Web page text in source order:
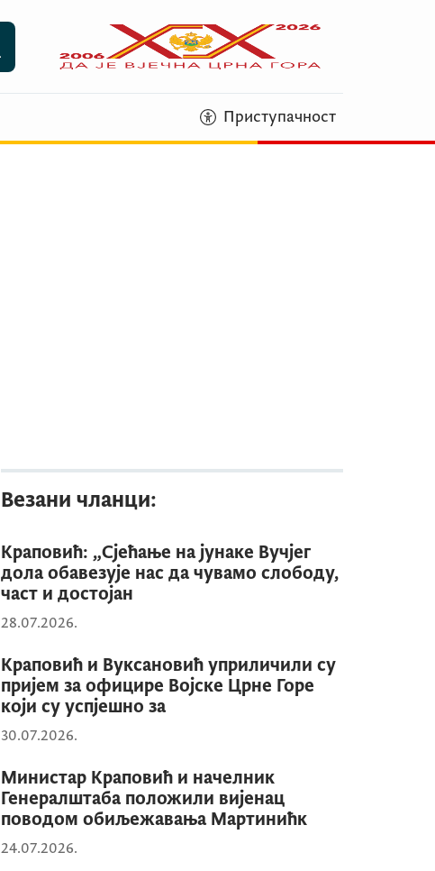
Приступачност
Везани чланци:
Краповић: „Сјећање на јунаке Вучјег
дола обавезује нас да чувамо слободу,
част и достојан
28.07.2026.
Краповић и Вуксановић уприличили су
пријем за официре Војске Црне Горе
који су успјешно за
30.07.2026.
Министар Краповић и начелник
Генералштаба положили вијенац
поводом обиљежавања Мартинићк
24.07.2026.